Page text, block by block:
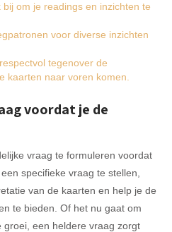
om je readings en inzichten te
voor diverse inzichten
tegenover de
kaarten naar voren komen.
voordat je de
vraag te formuleren voordat
specifieke vraag te stellen,
van de kaarten en help je de
te bieden. Of het nu gaat om
groei, een heldere vraag zorgt